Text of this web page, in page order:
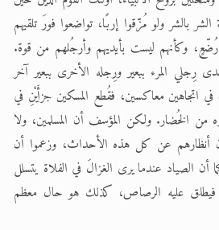
بالشر ولو مُزّقوا إربًا، تواضعوا فورَ تلقيهم
وكأنهم ليست بأيديهم وأرجُلهم من قوة.
المرء ببعير ورِجله الأخرى ببعير آخر
في اتجاهين معاكسين، فقُطع المسكين جزأَيْنِ في
من الخُضار. ولكن المؤسف أن المسلمين، ولا
أنظارهم عن كل هذه الأحداث، وزعموا أن
أن الصياد عندما يرى الغزالَ في الفلاة يتسلل
فيطلق عليه الرصاص، كذلك هو حال معظم